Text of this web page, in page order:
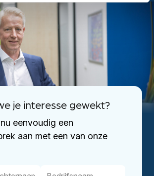
je interesse gewekt?
eenvoudig een
aan met een van onze